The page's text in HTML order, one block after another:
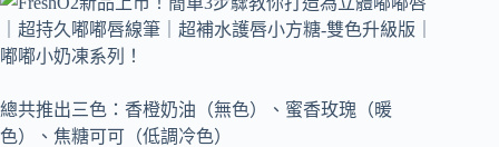
總共推出三色：香橙奶油（無色）、蜜香玫瑰（暖
色）、焦糖可可（低調冷色）